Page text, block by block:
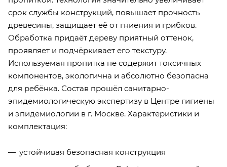
срок службы конструкций, повышает прочность
древесины, защищает её от гниения и грибков.
Обработка придаёт дереву приятный оттенок,
проявляет и подчёркивает его текстуру.
Используемая пропитка не содержит токсичных
компонентов, экологична и абсолютно безопасна
для ребёнка. Состав прошёл санитарно-
эпидемиологическую экспертизу в Центре гигиены
и эпидемиологии в г. Москве. Характеристики и
комплектация:
устойчивая безопасная конструкция